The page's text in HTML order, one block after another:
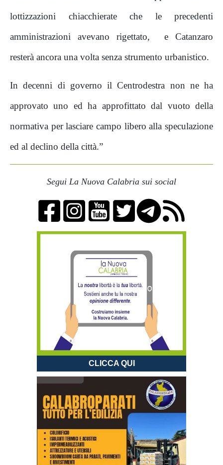
lottizzazioni chiacchierate che le precedenti
amministrazioni avevano rigettato,
e Catanzaro
resterà ancora una volta senza strumento urbanistico.
In decenni di governo il Centrodestra non ne ha
approvato uno ed ha approfittato dal vuoto della
normativa per lasciare campo libero alla speculazione
ed al declino della città.”
Segui La Nuova Calabria sui social
CLICCA QUI